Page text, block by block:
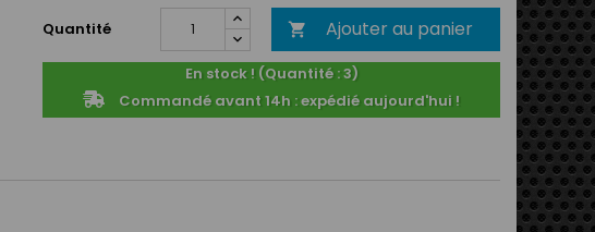
Quantité  Ajouter au panier
En stock ! (Quantité : 3)
Commandé avant 14h : expédié aujourd'hui !